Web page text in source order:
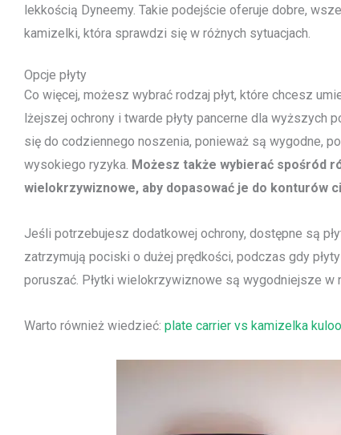
lekkością Dyneemy. Takie podejście oferuje dobre,
kamizelki, która sprawdzi się w różnych sytuacjach.
Opcje płyty
Co więcej, możesz wybrać rodzaj płyt, które chcesz
lżejszej ochrony i twarde płyty pancerne dla wyższych
się do codziennego noszenia, ponieważ są wygodne,
wysokiego ryzyka. Możesz także wybierać spośród
wielokrzywiznowe, aby dopasować je do konturów
Jeśli potrzebujesz dodatkowej ochrony, dostępne są
zatrzymują pociski o dużej prędkości, podczas gdy
poruszać. Płytki wielokrzywiznowe są wygodniejsze w
Warto również wiedzieć: plate carrier vs kamizelka